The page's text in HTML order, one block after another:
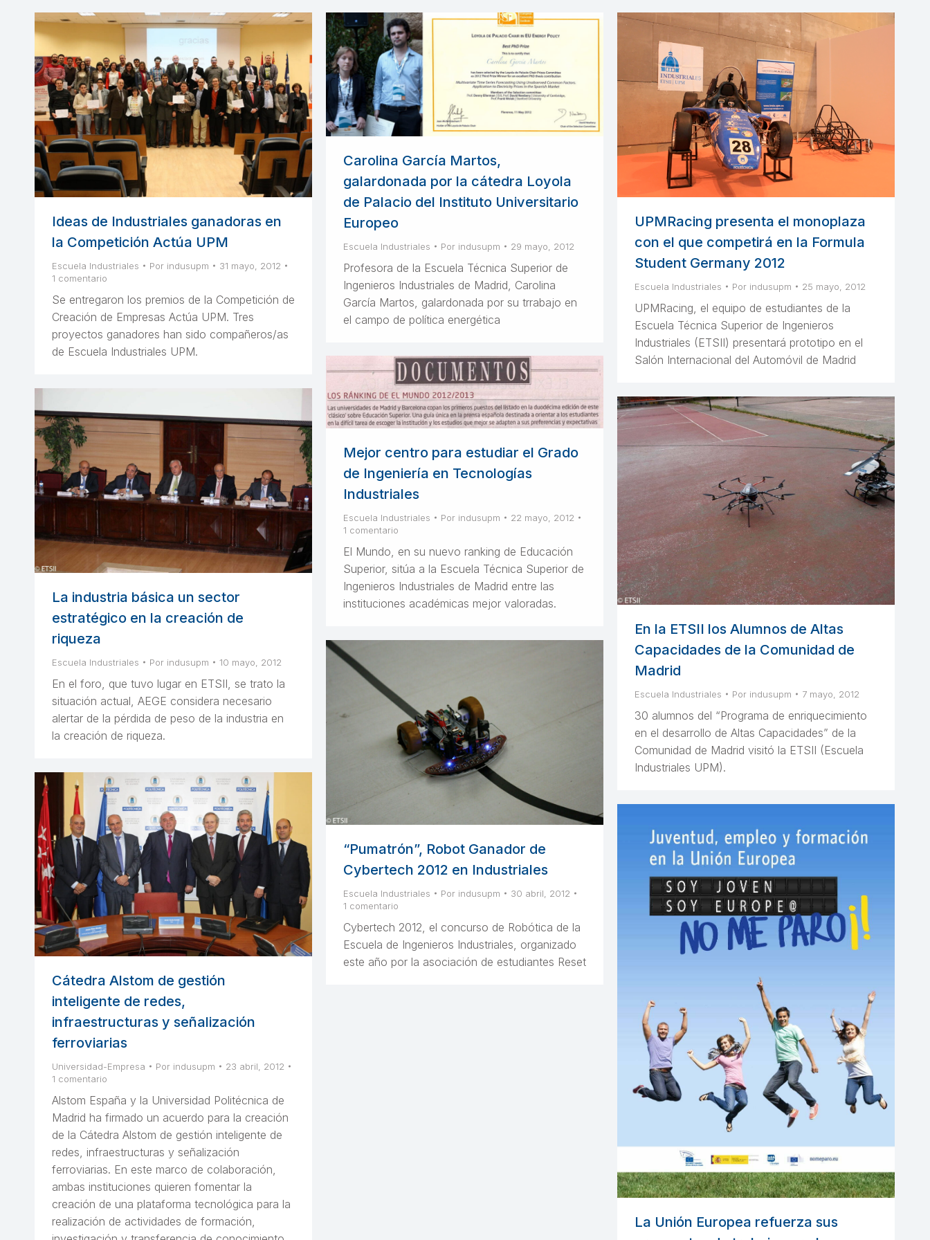
Ideas de Industriales ganadoras en
la Competición Actúa UPM
Escuela Industriales Por indusupm
31 mayo, 2012
1 comentario
Se entregaron los premios de la Competición de
Creación de Empresas Actúa UPM. Tres
proyectos ganadores han sido compañeros/as
de Escuela Industriales UPM.
Carolina García Martos,
galardonada por la cátedra Loyola
de Palacio del Instituto Universitario
Europeo
Escuela Industriales Por indusupm 29 mayo, 2012
Profesora de la Escuela Técnica Superior de
Ingenieros Industriales de Madrid, Carolina
García Martos, galardonada por su trrabajo en
el campo de política energética
UPMRacing presenta el monoplaza
con el que competirá en la Formula
Student Germany 2012
Escuela Industriales Por indusupm 25 mayo, 2012
UPMRacing, el equipo de estudiantes de la
Escuela Técnica Superior de Ingenieros
Industriales (ETSII) presentará prototipo en el
Salón Internacional del Automóvil de Madrid
Mejor centro para estudiar el Grado
de Ingeniería en Tecnologías
Industriales
Escuela Industriales Por indusupm
22 mayo, 2012
1 comentario
El Mundo, en su nuevo ranking de Educación
Superior, sitúa a la Escuela Técnica Superior de
Ingenieros Industriales de Madrid entre las
instituciones académicas mejor valoradas.
La industria básica un sector
estratégico en la creación de
riqueza
Escuela Industriales Por indusupm 10 mayo, 2012
En el foro, que tuvo lugar en ETSII, se trato la
situación actual, AEGE considera necesario
alertar de la pérdida de peso de la industria en
la creación de riqueza.
En la ETSII los Alumnos de Altas
Capacidades de la Comunidad de
Madrid
Escuela Industriales Por indusupm 7 mayo, 2012
30 alumnos del “Programa de enriquecimiento
en el desarrollo de Altas Capacidades” de la
Comunidad de Madrid visitó la ETSII (Escuela
Industriales UPM).
“Pumatrón”, Robot Ganador de
Cybertech 2012 en Industriales
Escuela Industriales Por indusupm
30 abril, 2012
1 comentario
Cybertech 2012, el concurso de Robótica de la
Escuela de Ingenieros Industriales, organizado
este año por la asociación de estudiantes Reset
Cátedra Alstom de gestión
inteligente de redes,
infraestructuras y señalización
ferroviarias
Universidad-Empresa Por indusupm
23 abril, 2012
1 comentario
Alstom España y la Universidad Politécnica de
Madrid ha firmado un acuerdo para la creación
de la Cátedra Alstom de gestión inteligente de
redes, infraestructuras y señalización
ferroviarias. En este marco de colaboración,
ambas instituciones quieren fomentar la
creación de una plataforma tecnológica para la
realización de actividades de formación,
La Unión Europea refuerza sus